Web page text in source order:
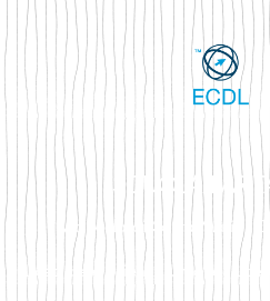
SCUOLA
Via Mola di Santa Maria -
Liceo delle Scienze Umane -